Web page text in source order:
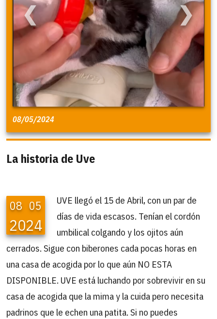
❮ ❯
08/05/2024
La historia de Uve
08 05
2024
UVE llegó el 15 de Abril, con un par de
días de vida escasos. Tenían el cordón
umbilical colgando y los ojitos aún
cerrados. Sigue con biberones cada pocas horas en
una casa de acogida por lo que aún NO ESTA
DISPONIBLE. UVE está luchando por sobrevivir en su
casa de acogida que la mima y la cuida pero necesita
padrinos que le echen una patita. Si no puedes